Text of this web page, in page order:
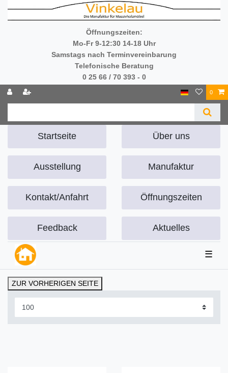
Öffnungszeiten:
Mo-Fr 9-12:30 14-18 Uhr
Samstags nach Terminvereinbarung
Telefonische Beratung
0 25 66 / 70 393 - 0
0
Startseite Über uns
Ausstellung Manufaktur
Kontakt/Anfahrt Öffnungszeiten
Feedback Aktuelles
☰
ZUR VORHERIGEN SEITE